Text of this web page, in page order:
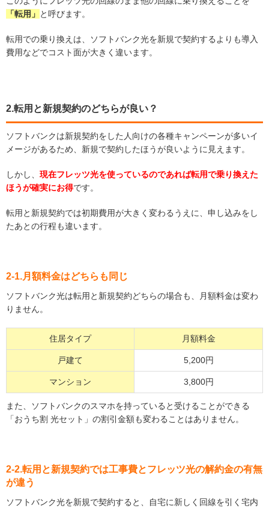
「転用」 と呼びます。
転用での乗り換えは、ソフトバンク光を新規で契約するよりも導入
費用などでコスト面が大きく違います。
2.転用と新規契約のどちらが良い？
ソフトバンクは新規契約をした人向けの各種キャンペーンが多いイ
メージがあるため、新規で契約したほうが良いように見えます。
しかし、 現在フレッツ光を使っているのであれば転用で乗り換えた
ほうが確実にお得です。
転用と新規契約では初期費用が大きく変わるうえに、申し込みをし
たあとの行程も違います。
2-1.月額料金はどちらも同じ
ソフトバンク光は転用と新規契約どちらの場合も、月額料金は変わ
りません。
住居タイプ 月額料金
戸建て 5,200円
マンション 3,800円
また、ソフトバンクのスマホを持っていると受けることができる
「おうち割 光セット」の割引金額も変わることはありません。
2-2.転用と新規契約では工事費とフレッツ光の解約金の有無
が違う
ソフトバンク光を新規で契約すると、自宅に新しく回線を引く宅内